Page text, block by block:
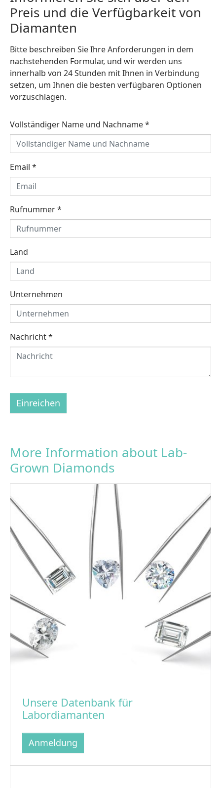
Preis und die Verfügbarkeit von
Diamanten
Bitte beschreiben Sie Ihre Anforderungen in dem
nachstehenden Formular, und wir werden uns
innerhalb von 24 Stunden mit Ihnen in Verbindung
setzen, um Ihnen die besten verfügbaren Optionen
vorzuschlagen.
Vollständiger Name und Nachname*
Email *
Rufnummer*
Land
Unternehmen
Nachricht*
Einreichen
More Information about Lab-
Grown Diamonds
Unsere Datenbank für
Labordiamanten
Anmeldung